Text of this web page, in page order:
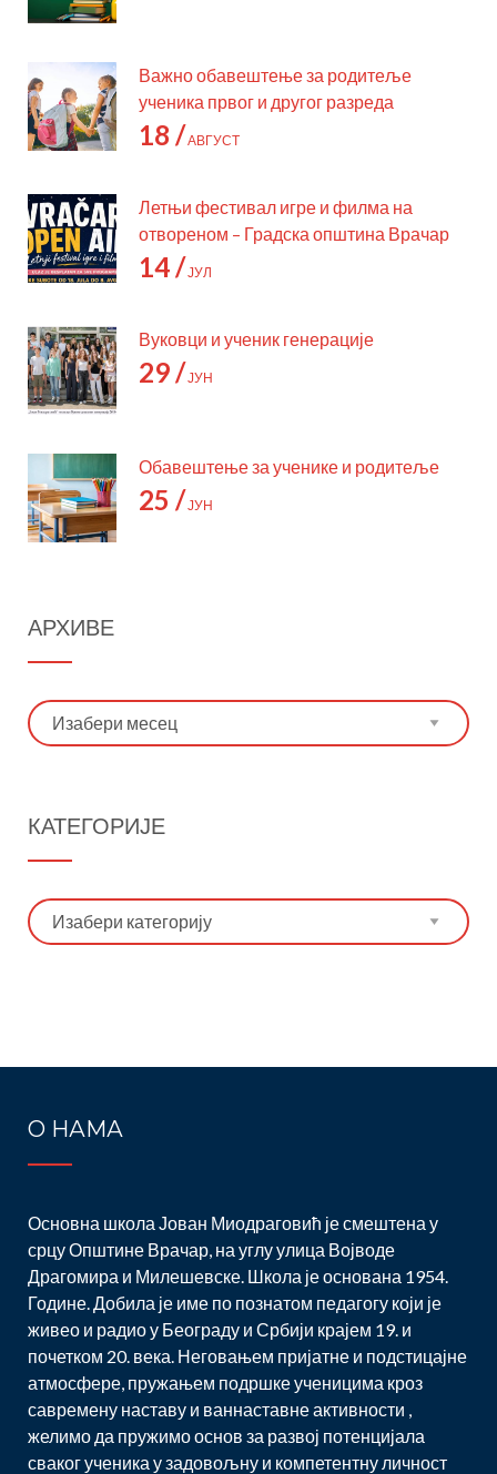
Важно обавештење за родитеље
ученика првог и другог разреда
18 /АВГУСТ
Летњи фестивал игре и филма на
отвореном – Градска општина Врачар
14 /ЈУЛ
Вуковци и ученик генерације
29 /ЈУН
Обавештење за ученике и родитеље
25 /ЈУН
АРХИВЕ
Архиве
КАТЕГОРИЈЕ
Категорије
О НАМА
Основна школа Јован Миодраговић је смештена у
срцу Општине Врачар, на углу улица Војводе
Драгомира и Милешевске. Школа је основана 1954.
Године. Добила је име по познатом педагогу који је
живео и радио у Београду и Србији крајем 19. и
почетком 20. века. Неговањем пријатне и подстицајне
атмосфере, пружањем подршке ученицима кроз
савремену наставу и ваннаставне активности ,
желимо да пружимо основ за развој потенцијала
сваког ученика у задовољну и компетентну личност